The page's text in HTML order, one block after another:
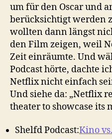
um für den Oscar und
berücksichtigt werden
wollten dann längst
den Film zeigen, weil
Zeit einräumte. Und
Podcast hörte, dachte
Netflix nicht einfach
Und siehe da: „Netflix
theater to showcase its
Shelfd Podcast:Kino